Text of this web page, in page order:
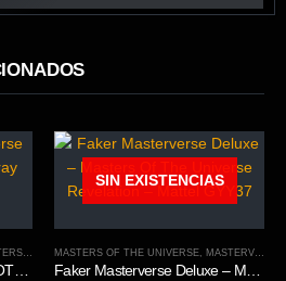
THE WWE ,ORIGINS
Masters Of The Universe MOTU WWE Wave 4 Bray Wyatt “The Fiend”
SIN EXISTENCIAS
MASTERS OF THE UNIVERSE, MASTERVERSE
Faker Masterverse Deluxe – Masters Of The Universe Revelation – Mattel GYY37